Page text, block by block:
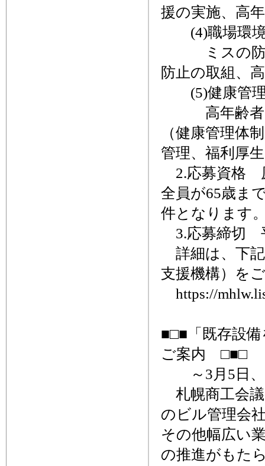
援の実施、高
(4)職場環境
ミスの防止
防止の取組、
(5)健康管理
高年齢者を
（健康管理体
管理、福利厚
2.応募資格
全員が65歳ま
件となります
3.応募締切
詳細は、下記
支援機構）を
https://
■□■「既存設
ご案内 □■□
～3月5日、
札幌商工会
のビル管理会
その他幅広い
の推進がもた